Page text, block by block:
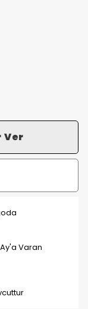
Ver
Varan